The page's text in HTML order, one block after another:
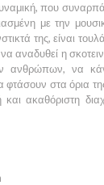
που
με την
της, είναι
αναδυθεί η
ανθρώπων, να
φτάσουν στα όρια
ακαθόριστη